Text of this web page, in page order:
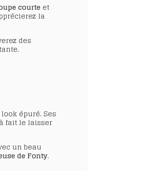
courte et
la
des
épuré. Ses
fait le laisser
un beau
de Fonty.